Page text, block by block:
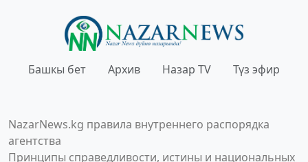
Башкы бет Архив Назар TV Түз эфир
NazarNews.kg правила внутреннего распорядка
агентства
Принципы справедливости, истины и национальных